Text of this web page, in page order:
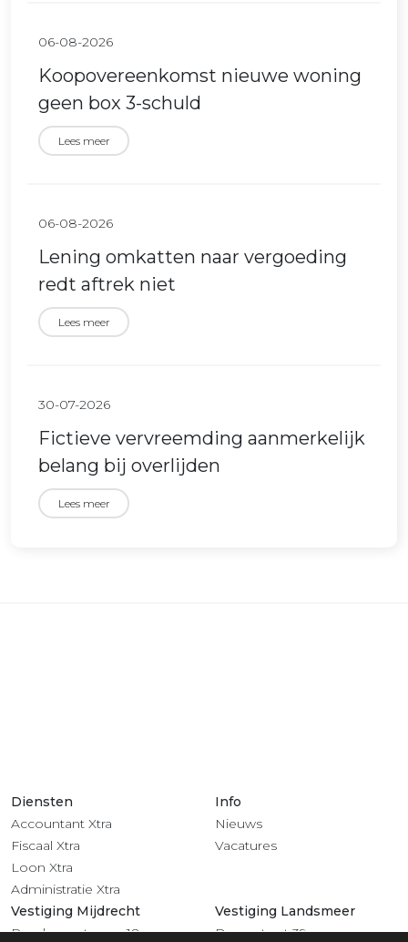
06-08-2026
Koopovereenkomst nieuwe woning
geen box 3-schuld
Lees meer
06-08-2026
Lening omkatten naar vergoeding
redt aftrek niet
Lees meer
30-07-2026
Fictieve vervreemding aanmerkelijk
belang bij overlijden
Lees meer
Diensten
Accountant Xtra
Fiscaal Xtra
Loon Xtra
Administratie Xtra
Info
Nieuws
Vacatures
Vestiging Mijdrecht
Rendementsweg 18
Vestiging Landsmeer
Dorpsstraat 39